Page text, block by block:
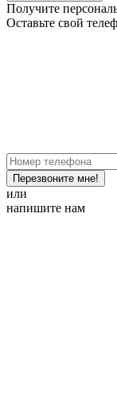
Получите
Оставьте свой
Перезвоните мне!
или
напишите нам